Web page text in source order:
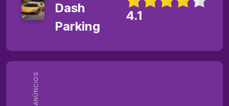
ANÚNCIOS
Dash
Parking
4.1